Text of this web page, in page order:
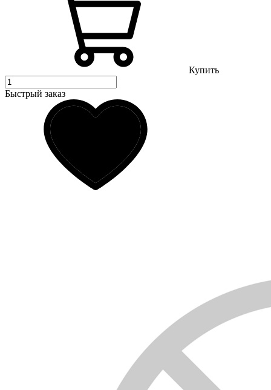
Купить
Быстрый заказ